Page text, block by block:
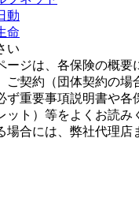
い
ージは、各保険の概要
ご契約（団体契約の場
ず重要事項説明書や各
ット）等をよくお読み
場合には、弊社代理店